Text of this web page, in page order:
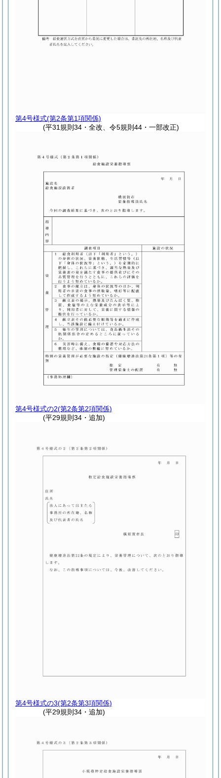
第4号様式(第2条第1項関係)
(平31規則34・全改、令5規則44・一部改正)
第4号様式の2(第2条第2項関係)
(平29規則34・追加)
第4号様式の3(第2条第3項関係)
(平29規則34・追加)